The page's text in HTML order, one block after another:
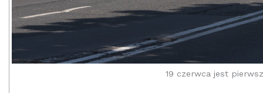
19 czerwca jest